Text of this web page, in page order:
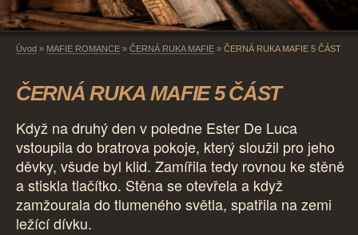
Úvod » MAFIE ROMANCE » ČERNÁ RUKA MAFIE » ČERNÁ RUKA MAFIE 5 ČÁST
ČERNÁ RUKA MAFIE 5 ČÁST
Když na druhý den v poledne Ester De Luca
vstoupila do bratrova pokoje, který sloužil pro jeho
děvky, všude byl klid. Zamířila tedy rovnou ke stěně
a stiskla tlačítko. Stěna se otevřela a když
zamžourala do tlumeného světla, spatřila na zemi
ležící dívku.